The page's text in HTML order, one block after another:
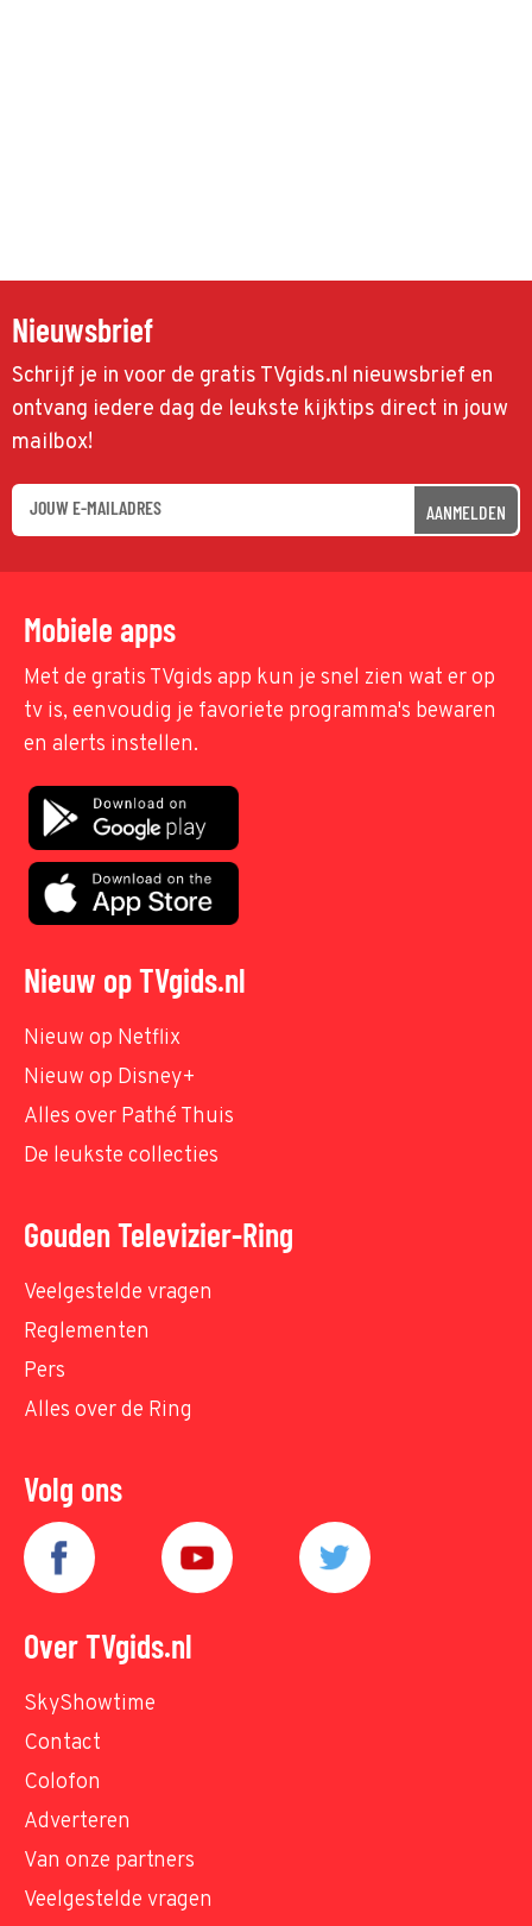
Nieuwsbrief
Schrijf je in voor de gratis TVgids.nl nieuwsbrief en
ontvang iedere dag de leukste kijktips direct in jouw
mailbox!
AANMELDEN
Mobiele apps
Met de gratis TVgids app kun je snel zien wat er op
tv is, eenvoudig je favoriete programma's bewaren
en alerts instellen.
Nieuw op TVgids.nl
Nieuw op Netflix
Nieuw op Disney+
Alles over Pathé Thuis
De leukste collecties
Gouden Televizier-Ring
Veelgestelde vragen
Reglementen
Pers
Alles over de Ring
Volg ons
Over TVgids.nl
SkyShowtime
Contact
Colofon
Adverteren
Van onze partners
Veelgestelde vragen